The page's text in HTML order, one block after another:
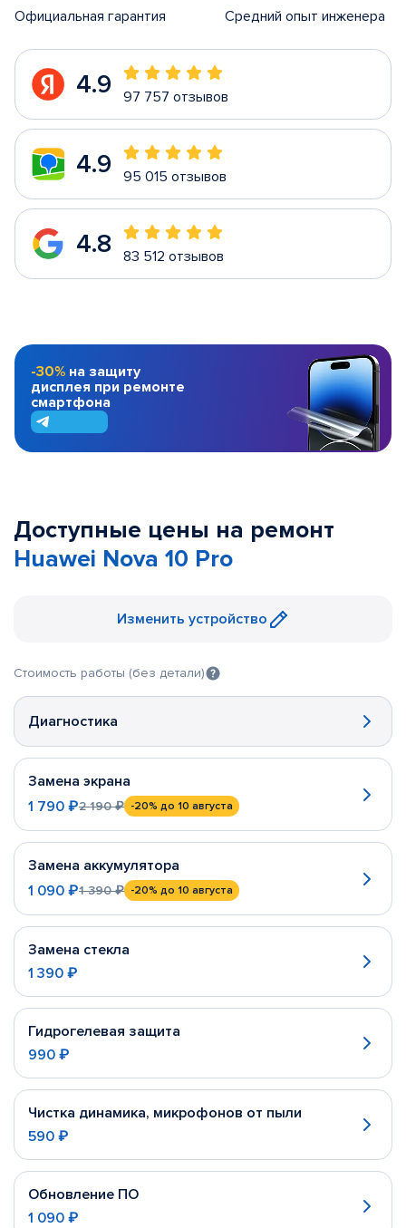
Официальная гарантия Средний опыт инженера
4.9 97 757 отзывов
4.9 95 015 отзывов
4.8 83 512 отзывов
-30% на защиту
дисплея при ремонте
смартфона
Доступные цены на ремонт
Huawei Nova 10 Pro
Изменить устройство
Стоимость работы (без детали)
Диагностика
Замена экрана
1 790 ₽2 190 ₽ -20% до 10 августа
Замена аккумулятора
1 090 ₽1 390 ₽ -20% до 10 августа
Замена стекла
1 390 ₽
Гидрогелевая защита
990 ₽
Чистка динамика, микрофонов от пыли
590 ₽
Обновление ПО
1 090 ₽